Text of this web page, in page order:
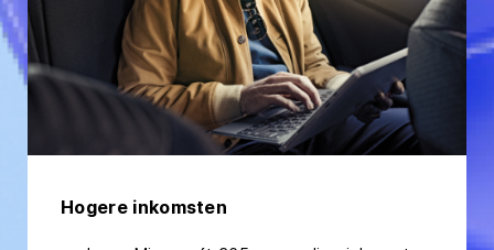
Hogere inkomsten